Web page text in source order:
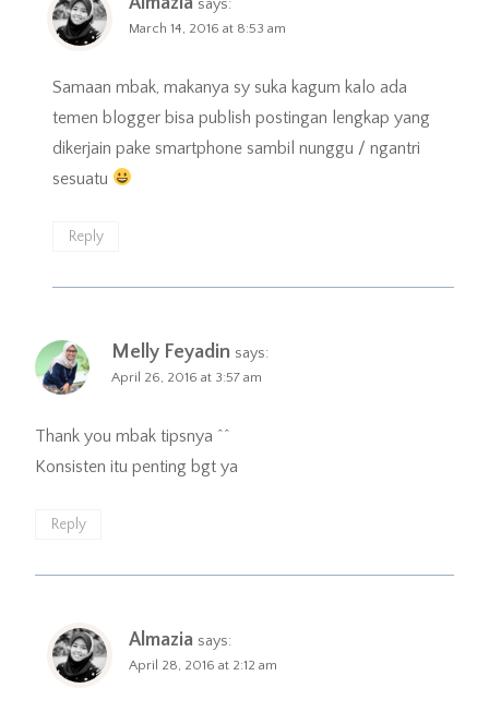
says:
March 14, 2016 at 8:53 am
Samaan mbak, makanya sy suka kagum kalo ada
temen blogger bisa publish postingan lengkap yang
dikerjain pake smartphone sambil nunggu / ngantri
sesuatu
Reply
Melly Feyadin says:
April 26, 2016 at 3:57 am
Thank you mbak tipsnya ^^
Konsisten itu penting bgt ya
Reply
Almazia says:
April 28, 2016 at 2:12 am